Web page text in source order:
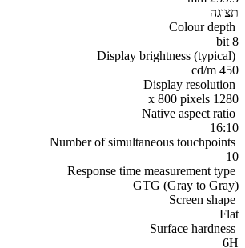
תצוגה
Colour depth
8 bit
Display brightness (typical)
450 cd/m
Display resolution
1280 x 800 pixels
Native aspect ratio
16:10
Number of simultaneous touchpoints
10
Response time measurement type
GTG (Gray to Gray)
Screen shape
Flat
Surface hardness
6H